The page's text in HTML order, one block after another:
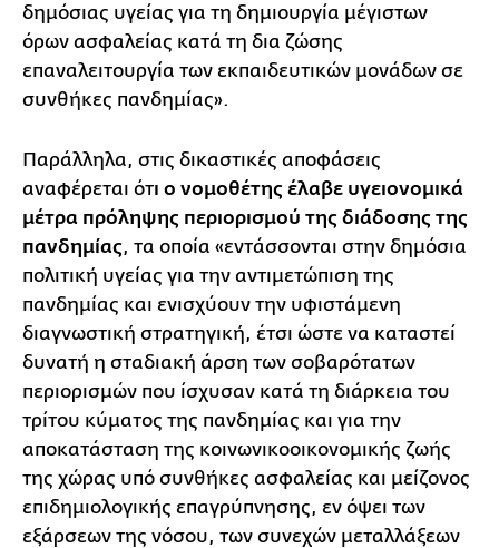
δημόσιας υγείας για τη δημιουργία μέγιστων
όρων ασφαλείας κατά τη δια ζώσης
επαναλειτουργία των εκπαιδευτικών μονάδων σε
συνθήκες πανδημίας».
Παράλληλα, στις δικαστικές αποφάσεις
αναφέρεται ότι ο νομοθέτης έλαβε υγειονομικά
μέτρα πρόληψης περιορισμού της διάδοσης της
πανδημίας, τα οποία «εντάσσονται στην δημόσια
πολιτική υγείας για την αντιμετώπιση της
πανδημίας και ενισχύουν την υφιστάμενη
διαγνωστική στρατηγική, έτσι ώστε να καταστεί
δυνατή η σταδιακή άρση των σοβαρότατων
περιορισμών που ίσχυσαν κατά τη διάρκεια του
τρίτου κύματος της πανδημίας και για την
αποκατάσταση της κοινωνικοοικονομικής ζωής
της χώρας υπό συνθήκες ασφαλείας και μείζονος
επιδημιολογικής επαγρύπνησης, εν όψει των
εξάρσεων της νόσου, των συνεχών μεταλλάξεων